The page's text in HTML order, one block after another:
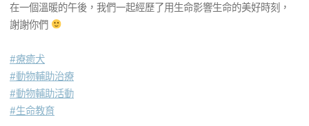
在一個溫暖的午後，我們一起經歷了用生命影響生命的美好時刻，
謝謝你們
#療癒犬
#動物輔助治療
#動物輔助活動
#生命教育